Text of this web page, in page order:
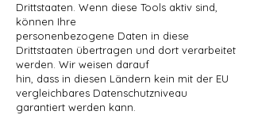
Drittstaaten. Wenn diese Tools aktiv sind,
können Ihre
personenbezogene Daten in diese
Drittstaaten übertragen und dort verarbeitet
werden. Wir weisen darauf
hin, dass in diesen Ländern kein mit der EU
vergleichbares Datenschutzniveau
garantiert werden kann.